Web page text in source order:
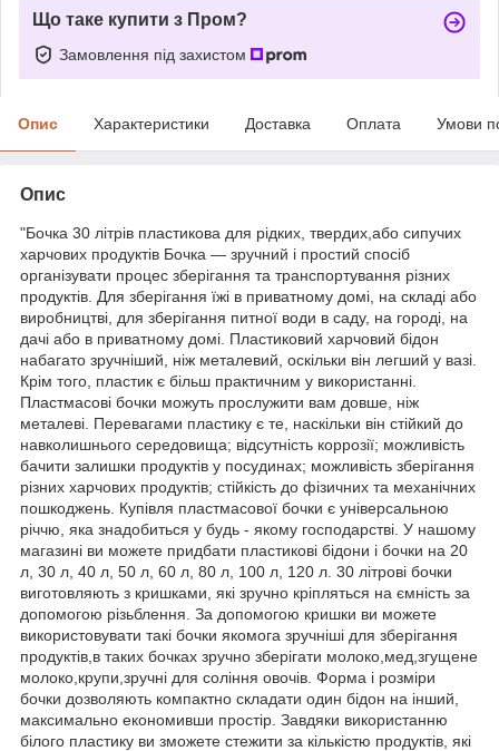
Що таке купити з Пром?
Замовлення під захистом
Опис Характеристики Доставка Оплата Умови
Опис
"Бочка 30 літрів пластикова для рідких, твердих,або сипучих
харчових продуктів Бочка — зручний і простий спосіб
організувати процес зберігання та транспортування різних
продуктів. Для зберігання їжі в приватному домі, на складі або
виробництві, для зберігання питної води в саду, на городі, на
дачі або в приватному домі. Пластиковий харчовий бідон
набагато зручніший, ніж металевий, оскільки він легший у вазі.
Крім того, пластик є більш практичним у використанні.
Пластмасові бочки можуть прослужити вам довше, ніж
металеві. Перевагами пластику є те, наскільки він стійкий до
навколишнього середовища; відсутність коррозії; можливість
бачити залишки продуктів у посудинах; можливість зберігання
різних харчових продуктів; стійкість до фізичних та механічних
пошкоджень. Купівля пластмасової бочки є універсальною
річчю, яка знадобиться у будь - якому господарстві. У нашому
магазині ви можете придбати пластикові бідони і бочки на 20
л, 30 л, 40 л, 50 л, 60 л, 80 л, 100 л, 120 л. 30 літрові бочки
виготовляють з кришками, які зручно кріпляться на ємність за
допомогою різьблення. За допомогою кришки ви можете
використовувати такі бочки якомога зручніші для зберігання
продуктів,в таких бочках зручно зберігати молоко,мед,згущене
молоко,крупи,зручні для соління овочів. Форма і розміри
бочки дозволяють компактно складати один бідон на інший,
максимально економивши простір. Завдяки використанню
білого пластику ви зможете стежити за кількістю продуктів, які